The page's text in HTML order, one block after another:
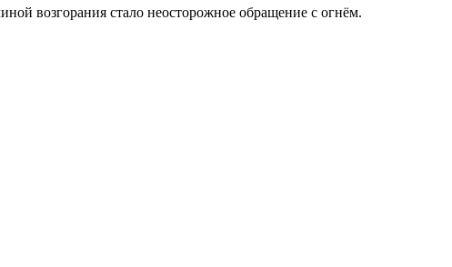
возгорания стало неосторожное обращение с огнём.